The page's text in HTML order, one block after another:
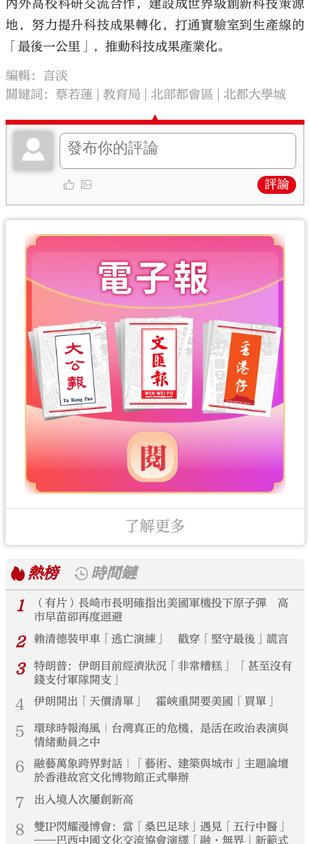
內外高校科研交流合作，建設成世界級創新科技策源
地，努力提升科技成果轉化，打通實驗室到生產線的
「最後一公里」，推動科技成果產業化。
編輯：言淡
關鍵詞： 蔡若蓮 教育局 北部都會區 北都大學城
評論
了解更多
熱榜
時間鏈
1
（有片）長崎市長明確指出美國軍機投下原子彈 高
市早苗卻再度迴避
2 賴清德裝甲車「逃亡演練」 戳穿「堅守最後」謊言
3
特朗普：伊朗目前經濟狀況「非常糟糕」 「甚至沒有
錢支付軍隊開支」
4 伊朗開出「天價清單」 霍峽重開要美國「買單」
5
環球時報海風｜台灣真正的危機，是活在政治表演與
情緒動員之中
6
融藝萬象跨界對話｜「藝術、建築與城市」主題論壇
於香港故宮文化博物館正式舉辦
7 出入境人次屢創新高
8
雙IP閃耀漫博會：當「桑巴足球」遇見「五行中醫」
——巴西中國文化交流協會演繹「融·無界」新範式